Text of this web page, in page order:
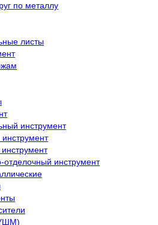
по металлу
листы
инструмент
отделочный инструмент